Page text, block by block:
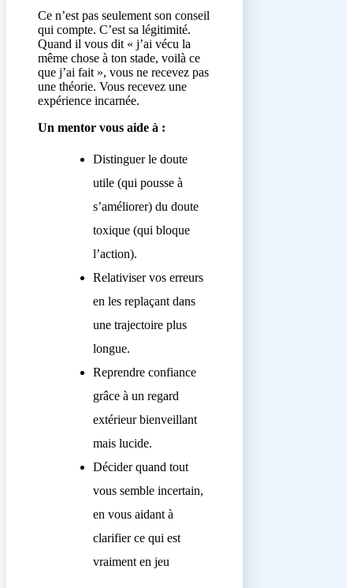
Ce n’est pas seulement son conseil
qui compte. C’est sa légitimité.
Quand il vous dit « j’ai vécu la
même chose à ton stade, voilà ce
que j’ai fait », vous ne recevez pas
une théorie. Vous recevez une
expérience incarnée.
Un mentor vous aide à :
Distinguer le doute
utile (qui pousse à
s’améliorer) du doute
toxique (qui bloque
l’action).
Relativiser vos erreurs
en les replaçant dans
une trajectoire plus
longue.
Reprendre confiance
grâce à un regard
extérieur bienveillant
mais lucide.
Décider quand tout
vous semble incertain,
en vous aidant à
clarifier ce qui est
vraiment en jeu